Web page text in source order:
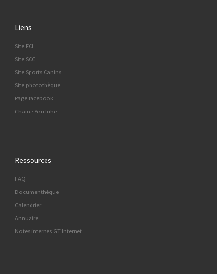
Liens
Site FCI
Site SCC
Site Sports Canins
Site photothèque
Page facebook
Chaine YouTube
Ressources
FAQ
Documenthèque
Calendrier
Annuaire
Notes internes GT Internet